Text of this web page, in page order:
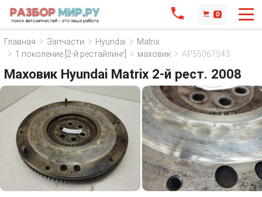
0
Главная Запчасти Hyundai
Matrix
1 поколение [2-й рестайлинг]
маховик AP55067543
Маховик Hyundai Matrix 2-й рест. 2008